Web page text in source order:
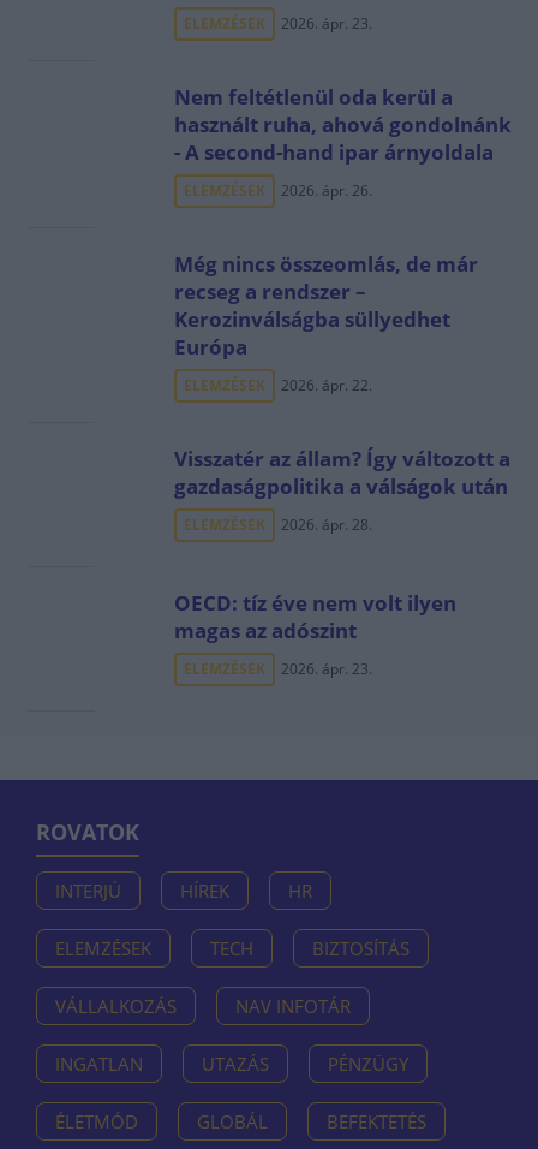
ELEMZÉSEK 2026. ápr. 23.
Nem feltétlenül oda kerül a
használt ruha, ahová gondolnánk
- A second-hand ipar árnyoldala
ELEMZÉSEK 2026. ápr. 26.
Még nincs összeomlás, de már
recseg a rendszer –
Kerozinválságba süllyedhet
Európa
ELEMZÉSEK 2026. ápr. 22.
Visszatér az állam? Így változott a
gazdaságpolitika a válságok után
ELEMZÉSEK 2026. ápr. 28.
OECD: tíz éve nem volt ilyen
magas az adószint
ELEMZÉSEK 2026. ápr. 23.
ROVATOK
INTERJÚ HÍREK HR
ELEMZÉSEK TECH BIZTOSÍTÁS
VÁLLALKOZÁS NAV INFOTÁR
INGATLAN UTAZÁS PÉNZÜGY
ÉLETMÓD GLOBÁL BEFEKTETÉS